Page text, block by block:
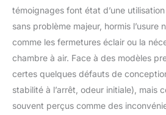
témoignages font état d’une
sans problème majeur, hormis l’usure
comme les fermetures éclair ou la
chambre à air. Face à des modèles
certes quelques défauts de
stabilité à l’arrêt, odeur initiale), mais
souvent perçus comme des